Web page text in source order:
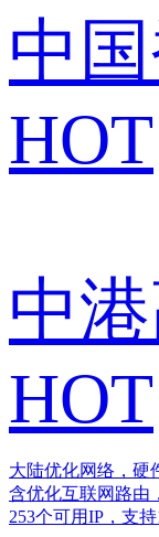
中
HOT
中
HOT
大陆优化网络，硬
含优化互联网路由
253个可用IP，支持